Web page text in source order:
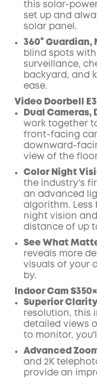
this solar-
set up and
solar panel.
360° Guardian,
blind spots with
surveillance,
backyard, and
ease.
Video Doorbell
Dual Cameras,
work together
front-facing
downward-
view of the
Color Night
the industry's
an advanced
algorithm.
night vision
distance of up
See What
reveals more
visuals of your
by.
Indoor Cam S350
Superior
resolution, this
detailed views
to monitor,
Advanced
and 2K
provide an